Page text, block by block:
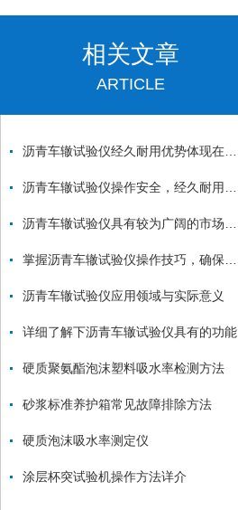
相关文章
ARTICLE
沥青车辙试验仪应用领域与实际意义
详细了解下沥青车辙试验仪具有的功能
硬质聚氨酯泡沫塑料吸水率检测方法
砂浆标准养护箱常见故障排除方法
硬质泡沫吸水率测定仪
涂层杯突试验机操作方法详介